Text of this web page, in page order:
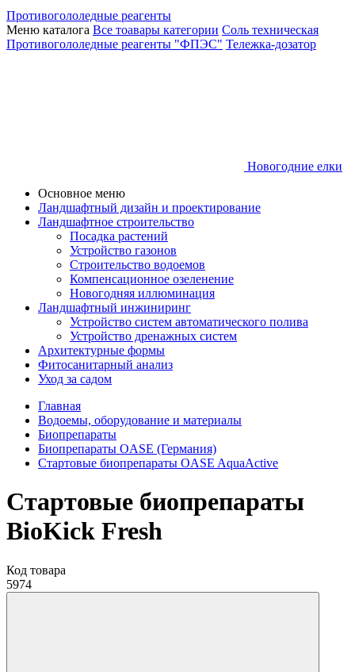
Противогололедные реагенты
Меню каталога Все тоавары категории Соль техническая
Противогололедные реагенты "ФПЭС" Тележка-дозатор
Новогодние елки
Основное меню
Ландшафтный дизайн и проектирование
Ландшафтное строительство
Посадка растений
Устройство газонов
Строительство водоемов
Компенсационное озеленение
Новогодняя иллюминация
Ландшафтный инжиниринг
Устройство систем автоматического полива
Устройство дренажных систем
Aрхитектурные формы
Фитосанитарный анализ
Уход за садом
Главная
Водоемы, оборудование и материалы
Биопрепараты
Биопрепараты OASE (Германия)
Стартовые биопрепараты OASE AquaActive
Стартовые биопрепараты
BioKick Fresh
Код товара
5974